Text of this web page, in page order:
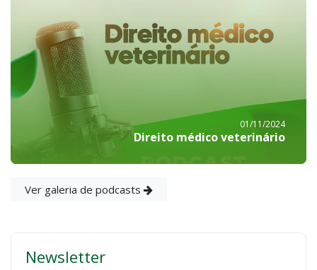
01/11/2024
Direito médico veterinário
Ver galeria de podcasts
Newsletter